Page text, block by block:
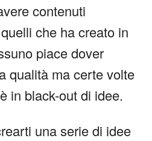
contenuti
che ha creato in
piace dover
qualità ma certe volte
in black-out di idee.
una serie di idee